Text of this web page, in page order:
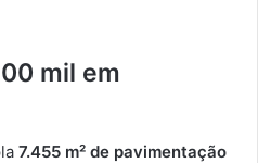
mil em
7.455 m² de pavimentação